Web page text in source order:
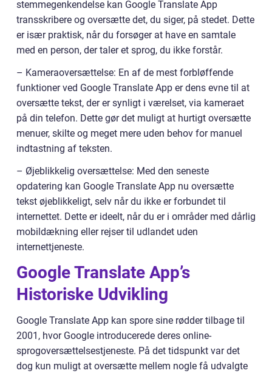
stemmegenkendelse kan Google Translate App
transskribere og oversætte det, du siger, på stedet. Dette
er især praktisk, når du forsøger at have en samtale
med en person, der taler et sprog, du ikke forstår.
– Kameraoversættelse: En af de mest forbløffende
funktioner ved Google Translate App er dens evne til at
oversætte tekst, der er synligt i værelset, via kameraet
på din telefon. Dette gør det muligt at hurtigt oversætte
menuer, skilte og meget mere uden behov for manuel
indtastning af teksten.
– Øjeblikkelig oversættelse: Med den seneste
opdatering kan Google Translate App nu oversætte
tekst øjeblikkeligt, selv når du ikke er forbundet til
internettet. Dette er ideelt, når du er i områder med dårlig
mobildækning eller rejser til udlandet uden
internettjeneste.
Google Translate App’s
Historiske Udvikling
Google Translate App kan spore sine rødder tilbage til
2001, hvor Google introducerede deres online-
sprogoversættelsestjeneste. På det tidspunkt var det
dog kun muligt at oversætte mellem nogle få udvalgte